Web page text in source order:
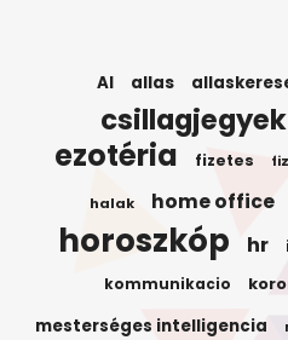
AI allas
csillagjegyek
ezotéria fizetes
halak home office
horoszkóp hr
kommunikacio
mesterséges intelligencia